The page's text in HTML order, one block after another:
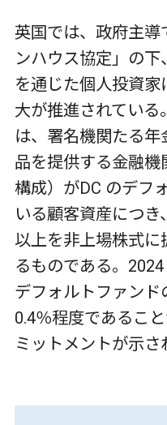
英国では、政府主導
ンハウス協定」の下
を通じた個人投資
大が推進されている
は、署名機関たる
品を提供する金融
構成）がDC のデフ
いる顧客資産につ
以上を非上場株式
るものである。
デフォルトファン
0.4％程度であるこ
ミットメントが示さ